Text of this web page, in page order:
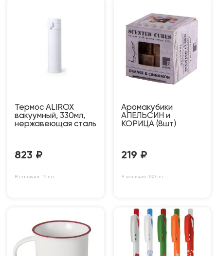
Термос ALIROX
вакуумный, 330мл,
нержавеющая сталь
823 ₽
В наличии: 19 шт
Аромакубики
АПЕЛЬСИН и
КОРИЦА (8шт)
219 ₽
В наличии: 130 шт